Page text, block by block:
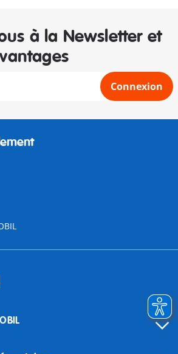
à la Newsletter et
Connexion